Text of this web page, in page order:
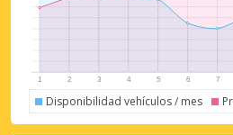
Disponibilidad vehículos / mes